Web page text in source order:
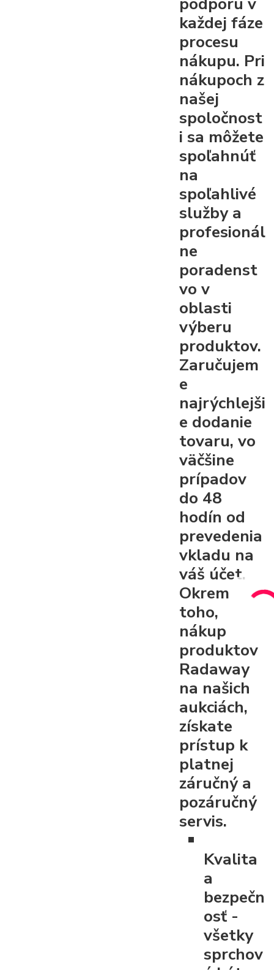
každej fáze
procesu
nákupu. Pri
nákupoch z
našej
spoločnost
i sa môžete
spoľahnúť
na
spoľahlivé
služby a
profesionál
ne
poradenst
vo v
oblasti
výberu
produktov.
Zaručujem
e
najrýchlejši
e dodanie
tovaru, vo
väčšine
prípadov
do 48
hodín od
prevedenia
vkladu na
váš účet.
Okrem
toho,
nákup
produktov
Radaway
na našich
aukciách,
získate
prístup k
platnej
záručný a
pozáručný
servis.
Kvalita
a
bezpečn
osť -
všetky
sprchov